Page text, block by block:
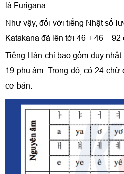
là Furigana.
Như vậy, đối với tiếng Nhật số
Katakana đã lên tới 46 + 46 =
Tiếng Hàn chỉ bao gồm duy
19 phụ âm. Trong đó, có 24
cơ bản.